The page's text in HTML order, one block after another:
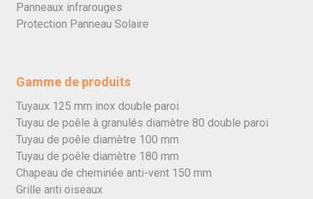
Panneaux infrarouges
Protection Panneau Solaire
Gamme de produits
Tuyaux 125 mm inox double paroi
Tuyau de poêle à granulés diamètre 80 double paroi
Tuyau de poêle diamètre 100 mm
Tuyau de poêle diamètre 180 mm
Chapeau de cheminée anti-vent 150 mm
Grille anti oiseaux